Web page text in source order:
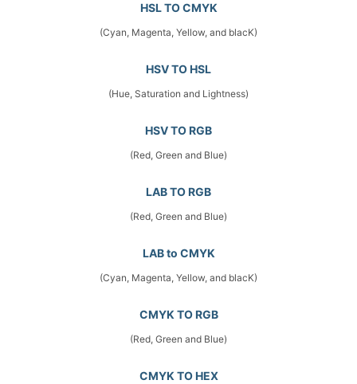
HSL TO CMYK
(Cyan, Magenta, Yellow, and blacK)
HSV TO HSL
(Hue, Saturation and Lightness)
HSV TO RGB
(Red, Green and Blue)
LAB TO RGB
(Red, Green and Blue)
LAB to CMYK
(Cyan, Magenta, Yellow, and blacK)
CMYK TO RGB
(Red, Green and Blue)
CMYK TO HEX